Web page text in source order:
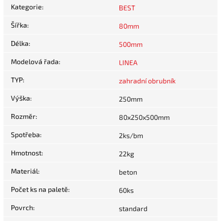
Kategorie: BEST
Šířka: 80mm
Délka: 500mm
Modelová řada: LINEA
TYP: zahradní obrubník
Výška: 250mm
Rozměr: 80x250x500mm
Spotřeba: 2ks/bm
Hmotnost: 22kg
Materiál: beton
Počet ks na paletě: 60ks
Povrch: standard